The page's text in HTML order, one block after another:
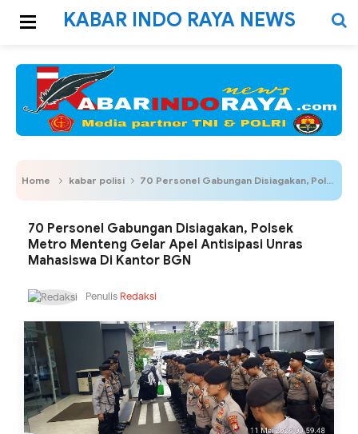
KABAR INDO RAYA NEWS
Home kabar polisi 70 Personel Gabungan Disiagakan, Polsek Metro Menteng Gelar Apel Antisipasi Unras Mahasiswa Di Kantor BGN
70 Personel Gabungan Disiagakan, Polsek
Metro Menteng Gelar Apel Antisipasi Unras
Mahasiswa Di Kantor BGN
Penulis Redaksi